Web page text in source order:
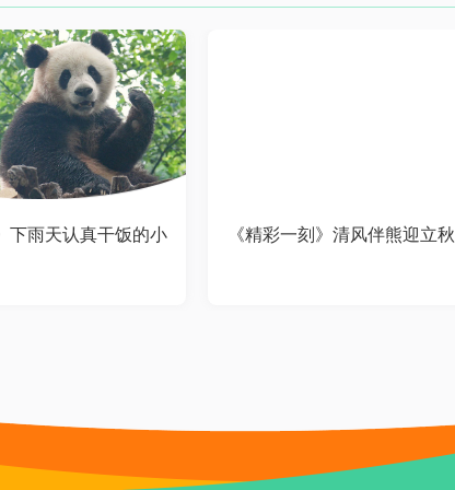
下雨天认真干饭的小
《精彩一刻》清风伴熊迎立秋